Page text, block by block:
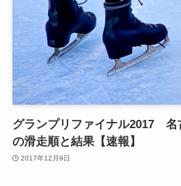
グランプリファイナル2017 名
の滑走順と結果【速報】
2017年12月9日